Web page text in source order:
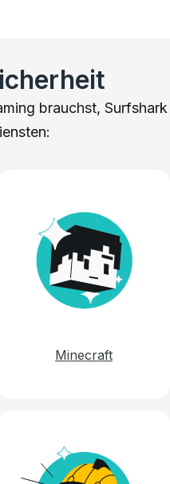
brauchst, Surfshark
Minecraft